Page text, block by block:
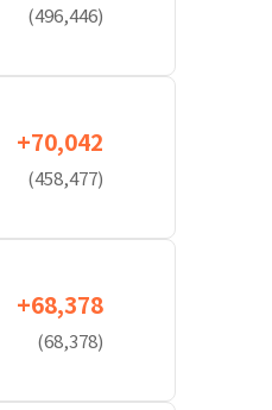
(496,446)
+70,042
(458,477)
+68,378
(68,378)